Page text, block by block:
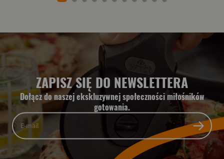
ZAPISZ SIĘ DO NEWSLETTERA
Dołącz do naszej ekskluzywnej społeczności miłośników
gotowania.